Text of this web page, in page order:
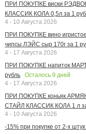
ПРИ ПОКУПКЕ виски
КЛАССИК КОЛА 0,5л за 1
4 - 10 Августа 2026
ПРИ ПОКУПКЕ вино
чипсы ЛЭЙС сыр 170г за 1
4 - 17 Августа 2026
ПРИ ПОКУПКЕ напиток
рубль
Осталось 9 дней
4 - 17 Августа 2026
ПРИ ПОКУПКЕ коньяк
СТАЙЛ КЛАССИК КОЛА 1 л
4 - 10 Августа 2026
-15% при покупке от 2-х